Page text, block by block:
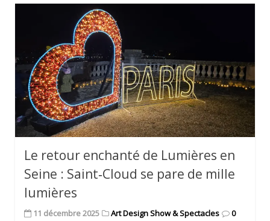
Le retour enchanté de Lumières en
Seine : Saint‑Cloud se pare de mille
lumières
11 décembre 2025 Art Design Show & Spectacles 0